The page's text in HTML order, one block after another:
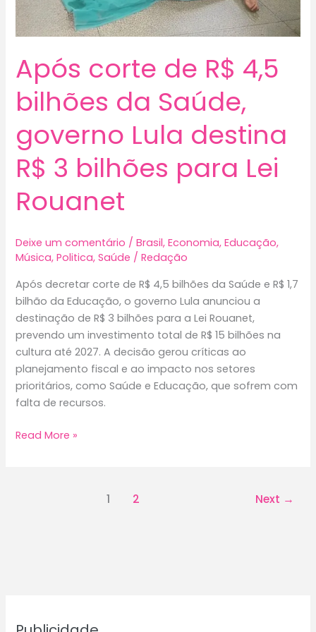
Após corte de R$ 4,5
bilhões da Saúde,
governo Lula destina
R$ 3 bilhões para Lei
Rouanet
Deixe um comentário /Brasil,Economia,Educação,
Música,Politica,Saúde /Redação
Após decretar corte de R$ 4,5 bilhões da Saúde e R$ 1,7
bilhão da Educação, o governo Lula anunciou a
destinação de R$ 3 bilhões para a Lei Rouanet,
prevendo um investimento total de R$ 15 bilhões na
cultura até 2027. A decisão gerou críticas ao
planejamento fiscal e ao impacto nos setores
prioritários, como Saúde e Educação, que sofrem com
falta de recursos.
Após
Read More »
1 2 Next →